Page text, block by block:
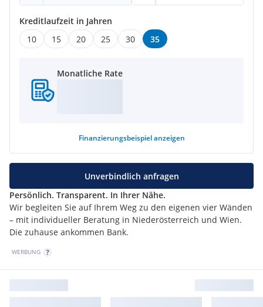
Kreditlaufzeit in Jahren
10
15 20 25 30 35
Monatliche Rate
Finanzierungsbeispiel anzeigen
Persönlich. Transparent. In Ihrer Nähe.
Wir begleiten Sie auf Ihrem Weg zu den eigenen vier Wänden
– mit individueller Beratung in Niederösterreich und Wien.
Die zuhause ankommen Bank.
Unverbindlich anfragen
WERBUNG